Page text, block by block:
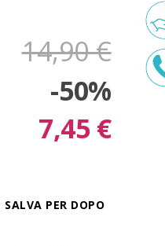
14,90 €
-50%
7,45 €
SALVA PER DOPO